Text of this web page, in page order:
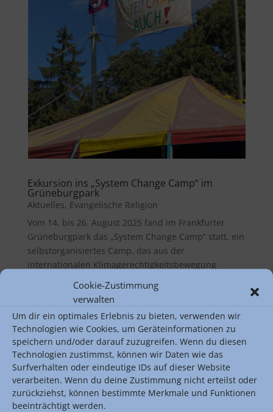
Cookie-Zustimmung
verwalten
Um dir ein optimales Erlebnis zu bieten, verwenden wir
Technologien wie Cookies, um Geräteinformationen zu
speichern und/oder darauf zuzugreifen. Wenn du diesen
Technologien zustimmst, können wir Daten wie das
Surfverhalten oder eindeutige IDs auf dieser Website
verarbeiten. Wenn du deine Zustimmung nicht erteilst oder
zurückziehst, können bestimmte Merkmale und Funktionen
beeinträchtigt werden.
Exkursion ins „System Change Camp“ im
Grüneburgpark
Aktuelles, Evangelische Religion
Vom 14. bis 26. August 2025 fand im Frankfurter
Grüneburgpark das „System Change Camp“ statt, ein
selbstorganisiertes Camp, das aus der
internationalen Klimagerechtigkeitsbewegung
Bildung, Austausch und Begegnung zu...